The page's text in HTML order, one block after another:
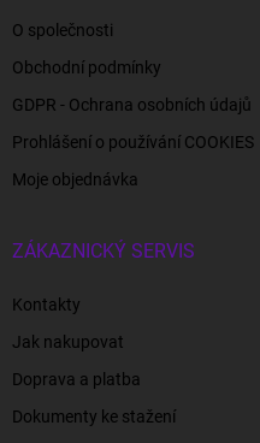
O společnosti
Obchodní podmínky
GDPR - Ochrana osobních údajů
Prohlášení o používání COOKIES
Moje objednávka
ZÁKAZNICKÝ SERVIS
Kontakty
Jak nakupovat
Doprava a platba
Dokumenty ke stažení